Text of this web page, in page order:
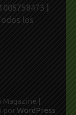
|
los
Magazine |
por WordPress